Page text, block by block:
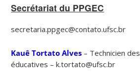
Secrétariat du PPGEC
secretaria.ppgec@contato.ufsc.br
Kauê Tortato Alves – Technicien
éducatives – k.tortato@ufsc.br